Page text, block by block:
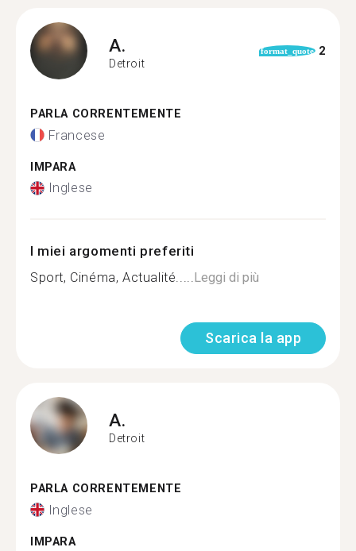
A.
Detroit
format_quote 2
PARLA CORRENTEMENTE
Francese
IMPARA
Inglese
I miei argomenti preferiti
Sport, Cinéma, Actualité.....Leggi di più
Scarica la app
A.
Detroit
PARLA CORRENTEMENTE
Inglese
IMPARA